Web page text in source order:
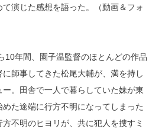
o
演じた感想を語った。（動画＆フォ
10年間、園子温監督のほとんどの作品
師事してきた松尾大輔が、満を持し
。田舎で一人で暮らしていた妹が東
た途端に行方不明になってしまった
不明のヒヨリが、共に犯人を捜すミ